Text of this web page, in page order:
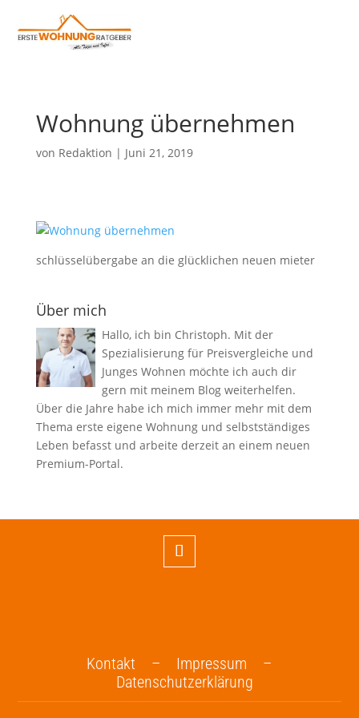
Wohnung übernehmen
von Redaktion | Juni 21, 2019
schlüsselübergabe an die glücklichen neuen mieter
Über mich
Hallo, ich bin Christoph. Mit der
Spezialisierung für Preisvergleiche und
Junges Wohnen möchte ich auch dir
gern mit meinem Blog weiterhelfen.
Über die Jahre habe ich mich immer mehr mit dem
Thema erste eigene Wohnung und selbstständiges
Leben befasst und arbeite derzeit an einem neuen
Premium-Portal.
Kontakt – Impressum –
Datenschutzerklärung